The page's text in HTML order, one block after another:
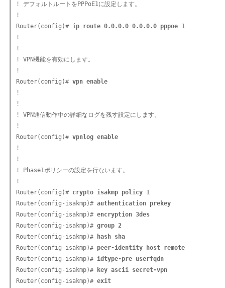
! デフォルトルートをPPPoE1に設定します。
!
Router(config)# ip route 0.0.0.0 0.0.0.0 pppoe 1
!
!
! VPN機能を有効にします。
!
Router(config)# vpn enable
!
!
! VPN通信動作中の詳細なログを残す設定にします。
!
Router(config)# vpnlog enable
!
!
! Phase1ポリシーの設定を行ないます。
!
Router(config)# crypto isakmp policy 1
Router(config-isakmp)# authentication prekey
Router(config-isakmp)# encryption 3des
Router(config-isakmp)# group 2
Router(config-isakmp)# hash sha
Router(config-isakmp)# peer-identity host remote
Router(config-isakmp)# idtype-pre userfqdn
Router(config-isakmp)# key ascii secret-vpn
Router(config-isakmp)# exit